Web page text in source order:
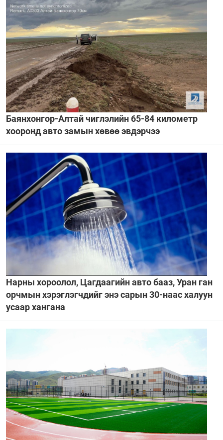
Баянхонгор-Алтай чиглэлийн 65-84 километр
хооронд авто замын хөвөө эвдэрчээ
Нарны хороолол, Цагдаагийн авто бааз, Уран ган
орчмын хэрэглэгчдийг энэ сарын 30-наас халуун
усаар хангана